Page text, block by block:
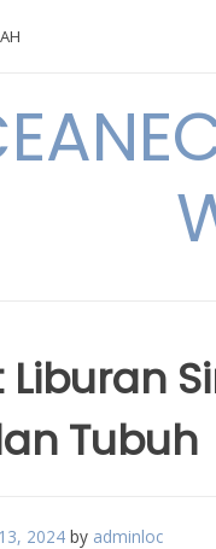
Tubuh
2024 by adminloc